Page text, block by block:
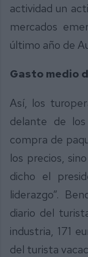
actividad un
mercados
último año de
Gasto medio
Así, los
delante de
compra de
los precios,
dicho el
liderazgo”.
diario del
industria, 171
del turista